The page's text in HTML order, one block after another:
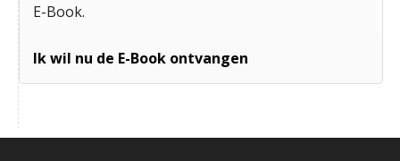
E-Book.
Ik wil nu de E-Book ontvangen